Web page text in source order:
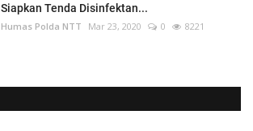
Siapkan Tenda Disinfektan...
Humas Polda NTT Mar 23, 2020 0 8221